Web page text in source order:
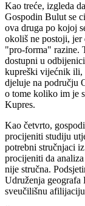
Kao treće, izgleda
Gospodin Bulut se
ova druga po kojoj
okoliš ne postoji,
"pro-forma" razine.
dostupni u
kupreški vijećnik ili,
djeluje na području
o tome koliko im je
Kupres.
Kao četvrto,
procijeniti studiju
potrebni stručnjaci
procijeniti da
nije stručna.
Udruženja geografa
sveučilišnu